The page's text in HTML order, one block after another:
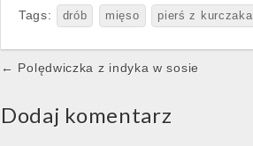
Tags: drób mięso pierś z kurczaka
Post
← Polędwiczka z indyka w sosie
Dodaj komentarz